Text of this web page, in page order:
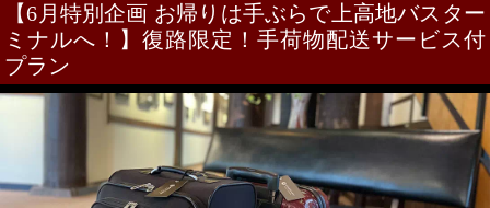
【6月特別企画 お帰りは手ぶらで上高地バスター
ミナルへ！】復路限定！手荷物配送サービス付
プラン